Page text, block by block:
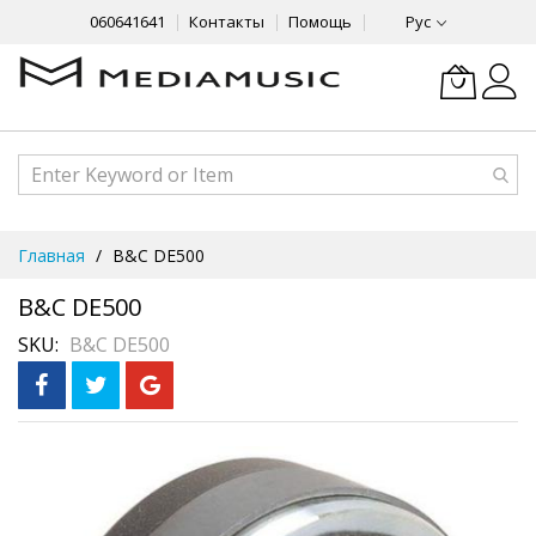
060641641 Контакты Помощь Рус
Content
Главная B&C DE500
B&C DE500
SKU B&C DE500